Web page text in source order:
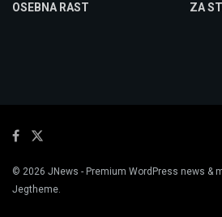
OSEBNA RAST
ZA
© 2026 JNews - Premium WordPress news &
Jegtheme.